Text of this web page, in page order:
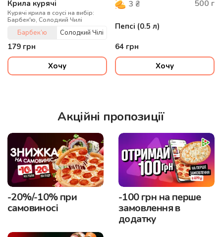
Крила курячі
Курячі крила в соусі на вибір:
Барбек'ю, Солодкий Чилі
Барбек’ю Солодкий Чілі
179 грн
Хочу
3 ₴ 500 г
Пепсi (0.5 л)
64 грн
Хочу
Акційні пропозиції
-20%/-10% при
самовиносі
-100 грн на перше
замовлення в
додатку